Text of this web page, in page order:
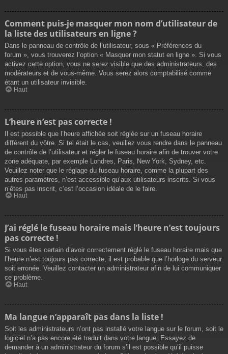
Comment puis-je masquer mon nom d’utilisateur de
la liste des utilisateurs en ligne ?
Dans le panneau de contrôle de l’utilisateur, sous « Préférences du
forum », vous trouverez l’option « Masquer mon statut en ligne ». Si vous
activez cette option, vous ne serez visible que des administrateurs, des
modérateurs et de vous-même. Vous serez alors comptabilisé comme
étant un utilisateur invisible.
Haut
L’heure n’est pas correcte !
Il est possible que l’heure affichée soit réglée sur un fuseau horaire
différent du vôtre. Si tel était le cas, veuillez vous rendre dans le panneau
de contrôle de l’utilisateur et régler le fuseau horaire afin de trouver votre
zone adéquate, par exemple Londres, Paris, New York, Sydney, etc.
Veuillez noter que le réglage du fuseau horaire, comme la plupart des
autres paramètres, n’est accessible qu’aux utilisateurs inscrits. Si vous
n’êtes pas inscrit, c’est l’occasion idéale de le faire.
Haut
J’ai réglé le fuseau horaire mais l’heure n’est toujours
pas correcte !
Si vous êtes certain d’avoir correctement réglé le fuseau horaire mais que
l’heure n’est toujours pas correcte, il est probable que l’horloge du serveur
soit erronée. Veuillez contacter un administrateur afin de lui communiquer
ce problème.
Haut
Ma langue n’apparaît pas dans la liste !
Soit les administrateurs n’ont pas installé votre langue sur le forum, soit le
logiciel n’a pas encore été traduit dans votre langue. Essayez de
demander à un administrateur du forum s’il est possible qu’il puisse